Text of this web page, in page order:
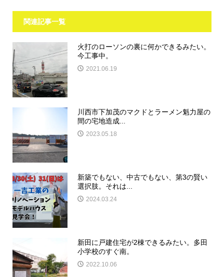
関連記事一覧
火打のローソンの裏に何かできるみたい。
今工事中。
2021.06.19
川西市下加茂のマクドとラーメン魁力屋の
間の宅地造成...
2023.05.18
新築でもない、中古でもない、第3の賢い
選択肢。それは...
2024.03.24
新田に戸建住宅が2棟できるみたい。多田
小学校のすぐ南。
2022.10.06